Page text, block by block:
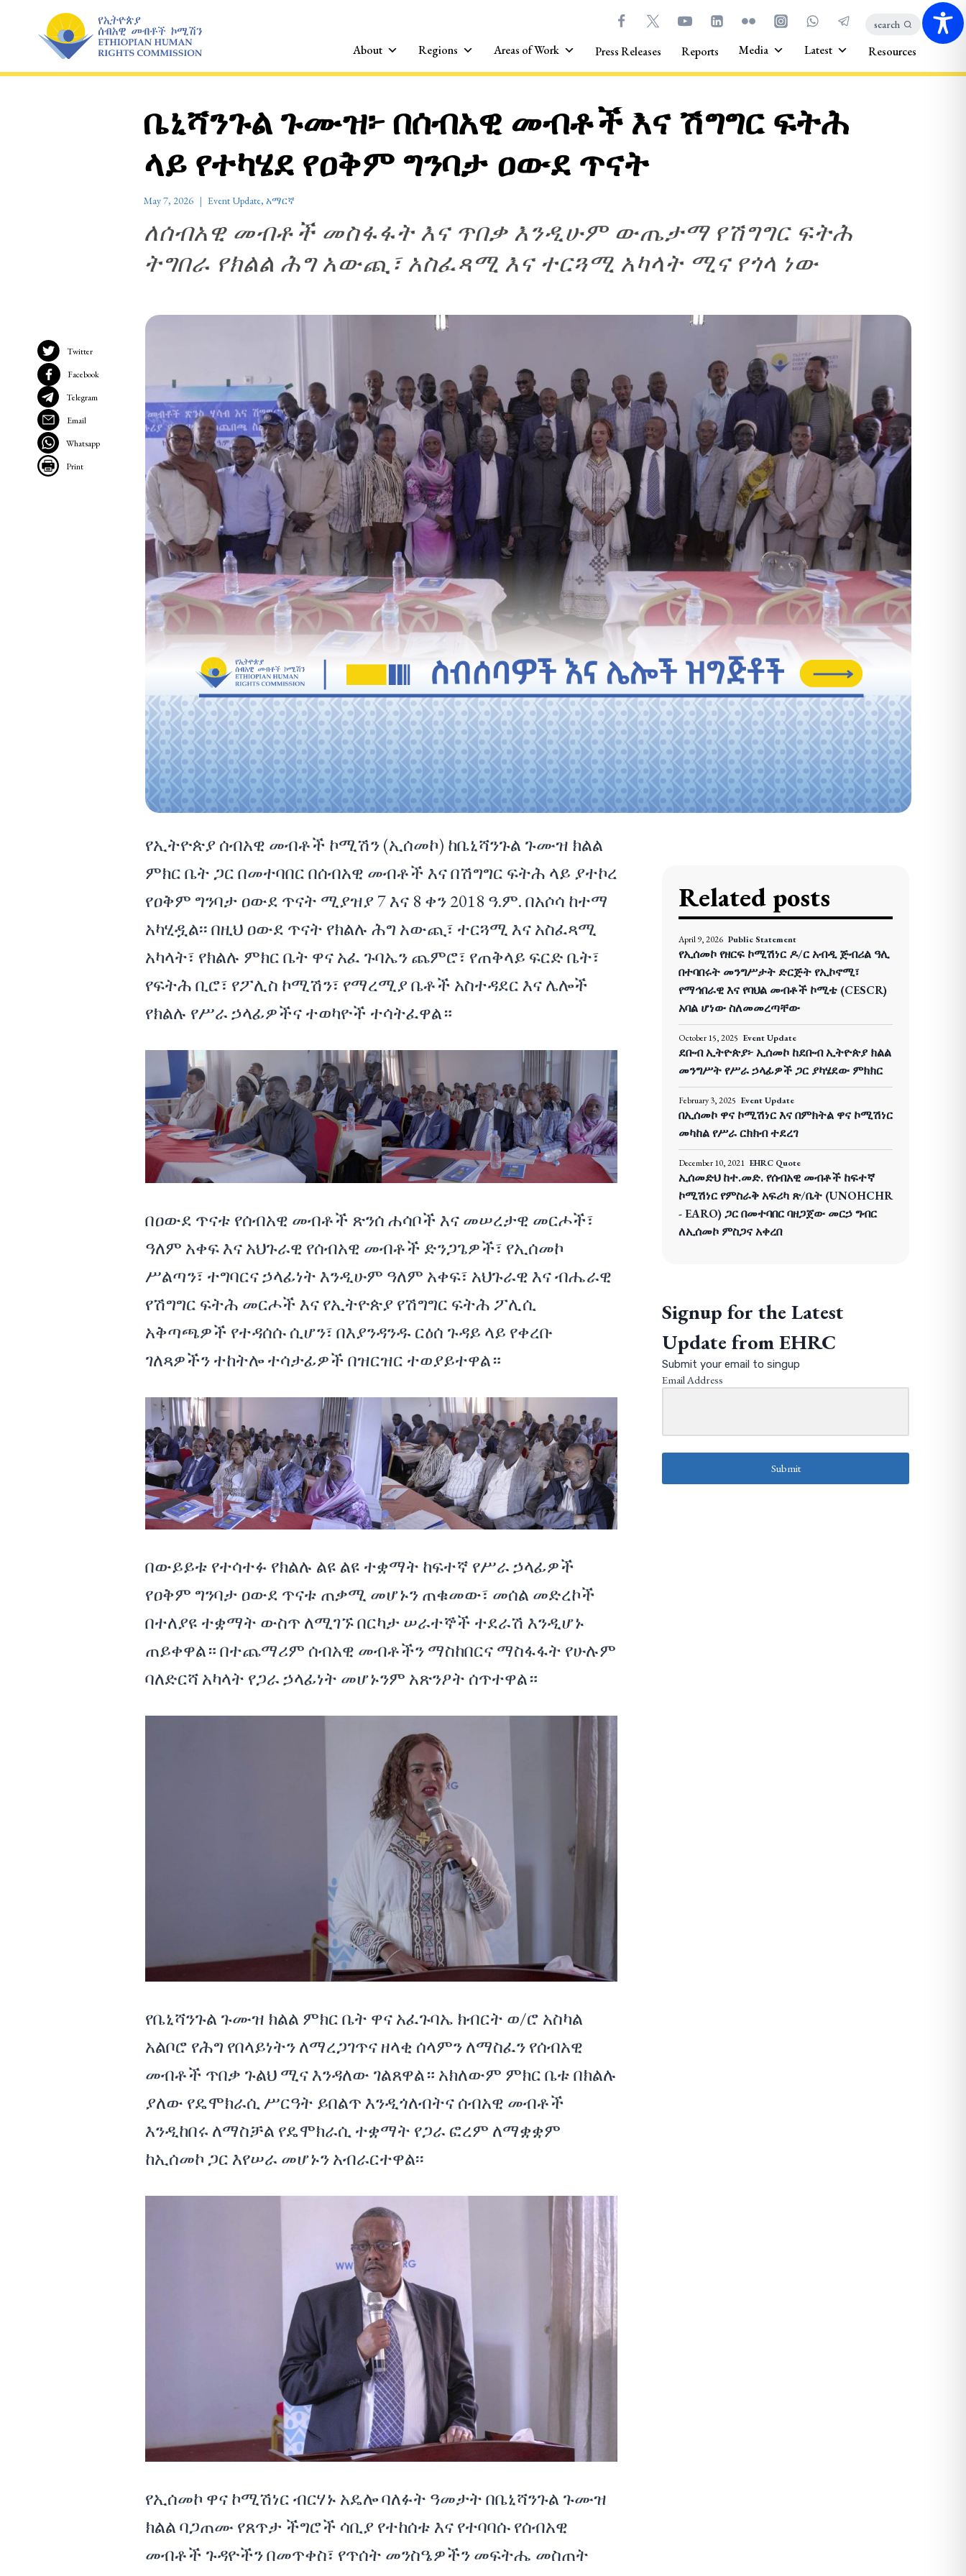
content
search
About Regions Areas of Work Press Releases Reports Media Latest Resources
ቤኒሻንጉል ጉሙዝ፦ በሰብአዊ መብቶች እና ሽግግር ፍትሕ
ላይ የተካሄደ የዐቅም ግንባታ ዐውደ ጥናት
May 7, 2026 Event Update, አማርኛ
ለሰብአዊ መብቶች መስፋፋት እና ጥበቃ እንዲሁም ውጤታማ የሽግግር ፍትሕ
ትግበራ የክልል ሕግ አውጪ፣ አስፈጻሚ እና ተርጓሚ አካላት ሚና የጎላ ነው
Twitter
Facebook
Telegram
Email
Whatsapp
Print
የኢትዮጵያ ሰብአዊ መብቶች ኮሚሽን (ኢሰመኮ) ከቤኒሻንጉል ጉሙዝ ክልል
ምክር ቤት ጋር በመተባበር በሰብአዊ መብቶች እና በሽግግር ፍትሕ ላይ ያተኮረ
የዐቅም ግንባታ ዐውደ ጥናት ሚያዝያ 7 እና 8 ቀን 2018 ዓ.ም. በአሶሳ ከተማ
አካሂዷል፡፡ በዚህ ዐውደ ጥናት የክልሉ ሕግ አውጪ፣ ተርጓሚ እና አስፈጻሚ
አካላት፣ የክልሉ ምክር ቤት ዋና አፈ ጉባኤን ጨምሮ፣ የጠቅላይ ፍርድ ቤት፣
የፍትሕ ቢሮ፣ የፖሊስ ኮሚሽን፣ የማረሚያ ቤቶች አስተዳደር እና ሌሎች
የክልሉ የሥራ ኃላፊዎችና ተወካዮች ተሳትፈዋል።
በዐውደ ጥናቱ የሰብአዊ መብቶች ጽንሰ ሐሳቦች እና መሠረታዊ መርሖች፣
ዓለም አቀፍ እና አህጉራዊ የሰብአዊ መብቶች ድንጋጌዎች፣ የኢሰመኮ
ሥልጣን፣ ተግባርና ኃላፊነት እንዲሁም ዓለም አቀፍ፣ አህጉራዊ እና ብሔራዊ
የሽግግር ፍትሕ መርሖች እና የኢትዮጵያ የሽግግር ፍትሕ ፖሊሲ
አቅጣጫዎች የተዳሰሱ ሲሆን፣ በእያንዳንዱ ርዕሰ ጉዳይ ላይ የቀረቡ
ገለጻዎችን ተከትሎ ተሳታፊዎች በዝርዝር ተወያይተዋል።
በውይይቱ የተሳተፉ የክልሉ ልዩ ልዩ ተቋማት ከፍተኛ የሥራ ኃላፊዎች
የዐቅም ግንባታ ዐውደ ጥናቱ ጠቃሚ መሆኑን ጠቁመው፣ መሰል መድረኮች
በተለያዩ ተቋማት ውስጥ ለሚገኙ በርካታ ሠራተኞች ተደራሽ እንዲሆኑ
ጠይቀዋል። በተጨማሪም ሰብአዊ መብቶችን ማስከበርና ማስፋፋት የሁሉም
ባለድርሻ አካላት የጋራ ኃላፊነት መሆኑንም አጽንዖት ሰጥተዋል።
የቤኒሻንጉል ጉሙዝ ክልል ምክር ቤት ዋና አፈጉባኤ ክብርት ወ/ሮ አስካል
አልቦሮ የሕግ የበላይነትን ለማረጋገጥና ዘላቂ ሰላምን ለማስፈን የሰብአዊ
መብቶች ጥበቃ ጉልህ ሚና እንዳለው ገልጸዋል። አክለውም ምክር ቤቱ በክልሉ
ያለው የዴሞክራሲ ሥርዓት ይበልጥ እንዲጎለብትና ሰብአዊ መብቶች
እንዲከበሩ ለማስቻል የዴሞክራሲ ተቋማት የጋራ ፎረም ለማቋቋም
ከኢሰመኮ ጋር እየሠራ መሆኑን አብራርተዋል፡፡
የኢሰመኮ ዋና ኮሚሽነር ብርሃኑ አዴሎ ባለፉት ዓመታት በቤኒሻንጉል ጉሙዝ
ክልል ባጋጠሙ የጸጥታ ችግሮች ሳቢያ የተከሰቱ እና የተባባሱ የሰብአዊ
መብቶች ጉዳዮችን በመጥቀስ፣ የጥሰት መንስዔዎችን መፍትሔ መስጠት
Related posts
April 9, 2026 Public Statement
የኢሰመኮ የዘርፍ ኮሚሽነር ዶ/ር አብዲ ጅብሪል ዓሊ
በተባበሩት መንግሥታት ድርጅት የኢኮኖሚ፣
የማኅበራዊ እና የባህል መብቶች ኮሚቴ (CESCR)
አባል ሆነው ስለመመረጣቸው
October 15, 2025 Event Update
ደቡብ ኢትዮጵያ፦ ኢሰመኮ ከደቡብ ኢትዮጵያ ክልል
መንግሥት የሥራ ኃላፊዎች ጋር ያካሄደው ምክክር
February 3, 2025 Event Update
በኢሰመኮ ዋና ኮሚሽነር እና በምክትል ዋና ኮሚሽነር
መካከል የሥራ ርክክብ ተደረገ
December 10, 2021 EHRC Quote
ኢሰመድህ ከተ.መድ. የሰብአዊ መብቶች ከፍተኛ
ኮሚሽነር የምስራቅ አፍሪካ ጽ/ቤት (UNOHCHR
- EARO) ጋር በመተባበር ባዘጋጀው መርኃ ግብር
ለኢሰመኮ ምስጋና አቀረበ
Signup for the Latest
Update from EHRC
Submit your email to singup
Email Address
Submit